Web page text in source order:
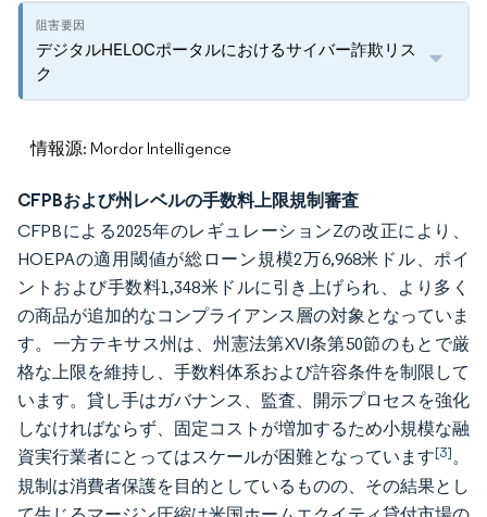
デジタルHELOCポータルにおけるサイバー詐欺リス
ク
情報源: Mordor Intelligence
CFPBおよび州レベルの手数料上限規制審査
CFPBによる2025年のレギュレーションZの改正により、
HOEPAの適用閾値が総ローン規模2万6,968米ドル、ポイ
ントおよび手数料1,348米ドルに引き上げられ、より多く
の商品が追加的なコンプライアンス層の対象となっていま
す。一方テキサス州は、州憲法第XVI条第50節のもとで厳
格な上限を維持し、手数料体系および許容条件を制限して
います。貸し手はガバナンス、監査、開示プロセスを強化
しなければならず、固定コストが増加するため小規模な融
資実行業者にとってはスケールが困難となっています[3]。
規制は消費者保護を目的としているものの、その結果とし